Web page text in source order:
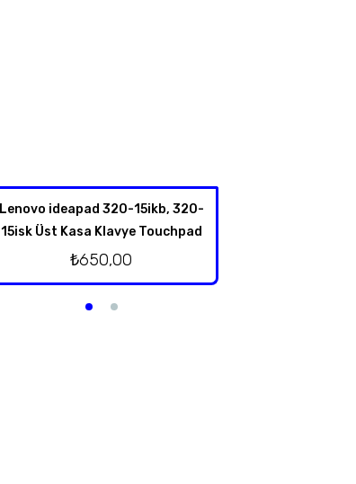
Lenovo ideapad 320-15ikb, 320-
15isk Üst Kasa Klavye Touchpad
₺650,00